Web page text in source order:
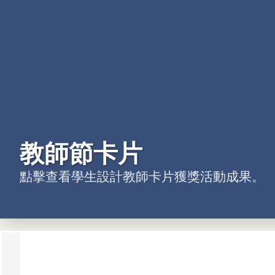
教師節卡片
點擊查看學生創作設計